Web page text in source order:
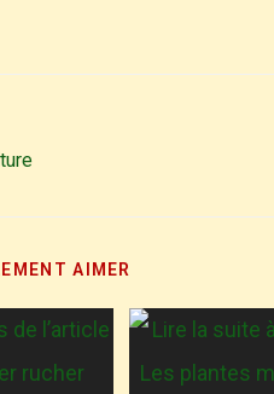
AIMER